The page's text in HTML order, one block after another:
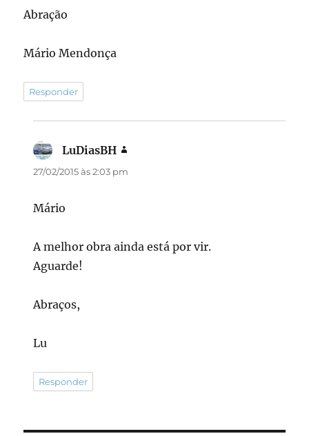
Abração
Mário Mendonça
Responder
LuDiasBH
27/02/2015 às 2:03 pm
Mário
A melhor obra ainda está por vir.
Aguarde!
Abraços,
Lu
Responder